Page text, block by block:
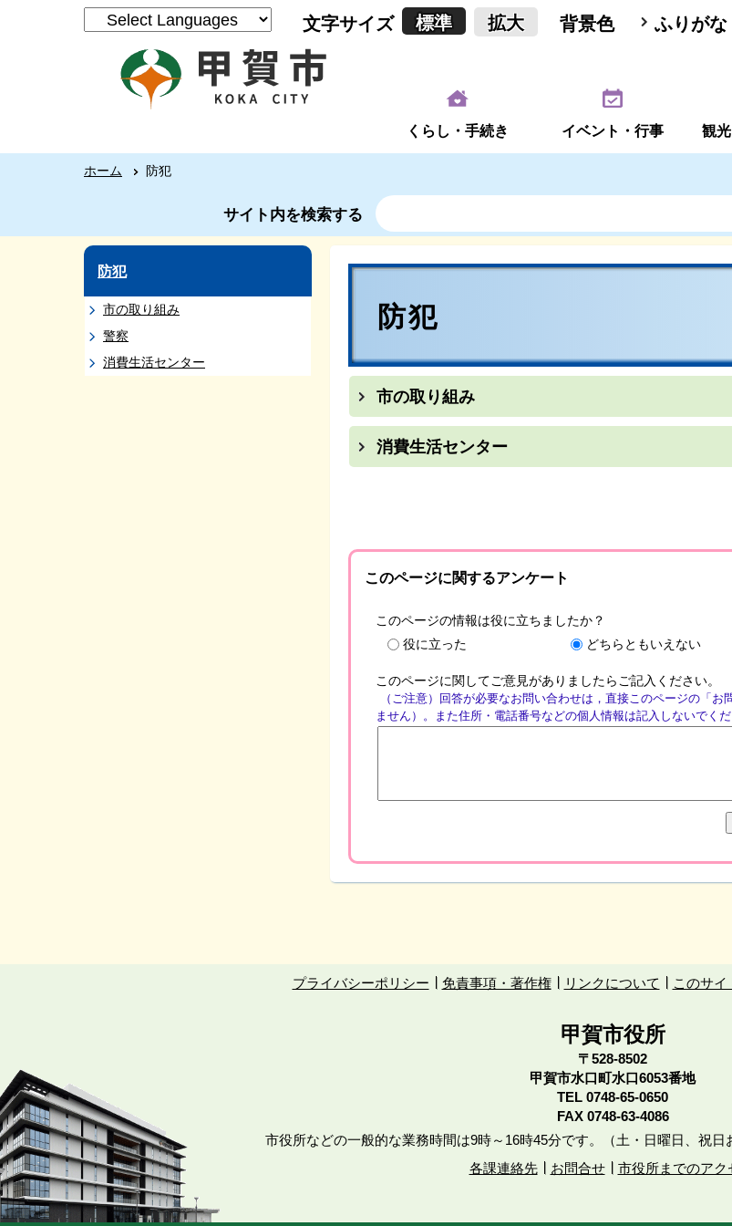
文字サイズ 標準 拡大 背景色 ふりがな
くらし・手続き イベント・行事 観
ホーム 防犯
サイト内を検索する
防犯
市の取り組み
警察
消費生活センター
防犯
市の取り組み
消費生活センター
このページに関するアンケート
このページの情報は役に立ちましたか？
役に立った
どちらともいえない
このページに関してご意見がありましたらご記入ください。
（ご注意）回答が必要なお問い合わせは，直接このページの「
ません）。また住所・電話番号などの個人情報は記入しないでく
プライバシーポリシー 免責事項・著作権 リンクについて このサイ
甲賀市役所
〒528-8502
甲賀市水口町水口6053番地
TEL 0748-65-0650
FAX 0748-63-4086
市役所などの一般的な業務時間は9時～16時45分です。（土・日曜日、祝日
各課連絡先
お問合せ 市役所までのアク